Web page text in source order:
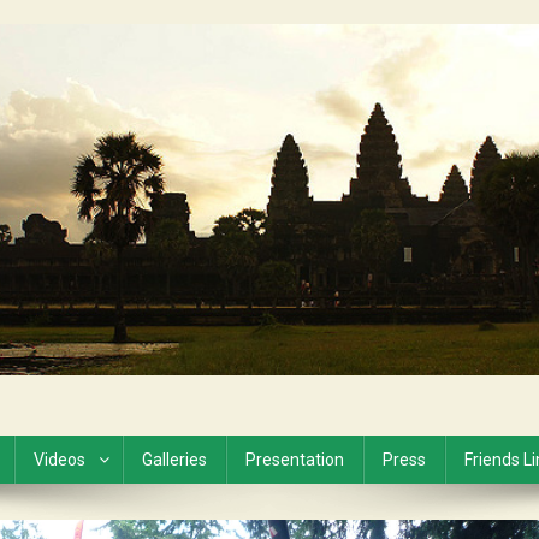
Videos Galleries Presentation Press Friends